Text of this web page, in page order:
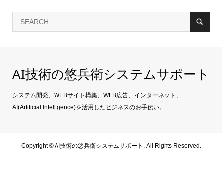
AI技術の悠兵衛システムサポート
システム開発、WEBサイト構築、WEB広告、インターネット、
AI(Artificial Intelligence)を活用したビジネスのお手伝い。
Copyright ©AI技術の悠兵衛システムサポート. All Rights Reserved.